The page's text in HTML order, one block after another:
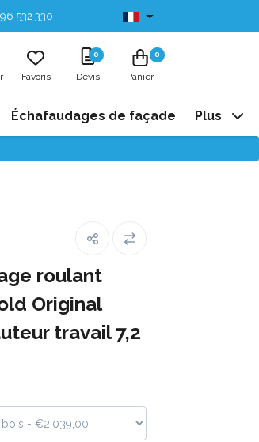
532 330 Disponibles de stock
Favoris
0
Devis
0
Panier
Échafaudages de façade Plus
roulant
Original
travail 7,2